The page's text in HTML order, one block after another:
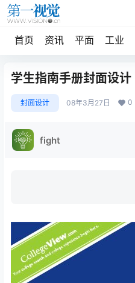
首页 资讯 平面 工业
学生指南手册封面设计
封面设计 08年3月27日 0
fight